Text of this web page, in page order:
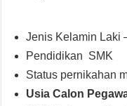
Jenis Kelamin Laki
Pendidikan SMK
Status pernikahan
Usia Calon